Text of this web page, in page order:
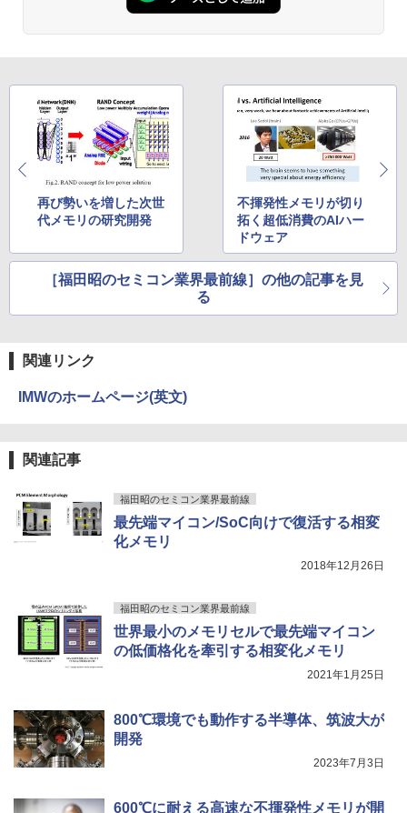
古モニター 19〜27インチ サイズ選択可
ブモニターにおすすめ 動作確認済み 30
日保証 送料無料
￥4,580
22インチ ワイド 液晶モニター ★店長お
まかせ 22型 ディスプレイ フルHD対応 H
DMI DisplayPort 平面 在宅ワーク 在宅
勤務 液晶 モニター PCモニター 中古モニ
ター 【★安心30日保証】 中古
5
ー 壁掛け フリッカーレス FreeSync 21.
5インチ 角度調節 FullHD ブルーライト
角川まんが学習シリーズ 日本の歴史
九条の大罪（17） 【電子書籍】[ 真鍋昌
平 ]
￥759
あなたが誰かを殺した （講談社文庫） [
【2026年アップグレード版】AOKIMI ワイヤ
レスイヤホン bluetooth イヤホン V12 小型
軽量 ブルートゥースHi-Fi 最大36時間再生 ぶ
るーとゅーす コードレス ENCノイズキャン
セリング 自動ペアリング Type-C充電 マイク
付き 防水 タッチ式音量調整 スポーツ/通勤/通
学/WEB会議(ホワイト)
￥1,964
￥2,980
On My Road (Stadium ver.)
￥250
BUGS LIFE
￥1,380
by Amazon 炭酸水 ラベルレス 500ml ×24本
強炭酸水 ペットボトル 500ミリリットル (Sm
art Basic)
コカ・コーラ やかんの麦茶 from 爽健美茶 ラ
スーパーの裏でヤニ吸うふたり 9巻 (デジタル
版ビッグガンガンコミックス)
￥810
ONE PIECE モノクロ版 115 (ジャンプコミッ
クスDIGITAL)
再び勢いを増した次世
代メモリの研究開発
不揮発性メモリが切り
拓く超低消費のAIハー
ドウェア
［福田昭のセミコン業界最前線］の他の記事を見
る
関連リンク
IMWのホームページ(英文)
関連記事
福田昭のセミコン業界最前線
最先端マイコン/SoC向けで復活する相変
化メモリ
2018年12月26日
福田昭のセミコン業界最前線
世界最小のメモリセルで最先端マイコン
の低価格化を牽引する相変化メモリ
2021年1月25日
800℃環境でも動作する半導体、筑波大が
開発
2023年7月3日
600℃に耐える高速な不揮発性メモリが開